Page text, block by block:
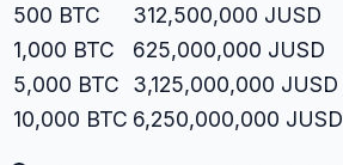
500 BTC 312,500,000 JUSD
1,000 BTC 625,000,000 JUSD
5,000 BTC 3,125,000,000 JUSD
10,000 BTC 6,250,000,000 JUSD